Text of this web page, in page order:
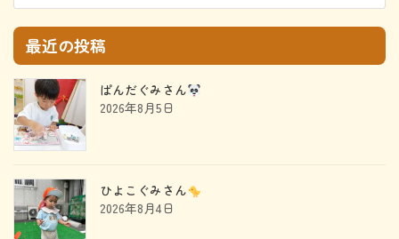
最近の投稿
ぱんだぐみさん
2026年8月5日
ひよこぐみさん
2026年8月4日